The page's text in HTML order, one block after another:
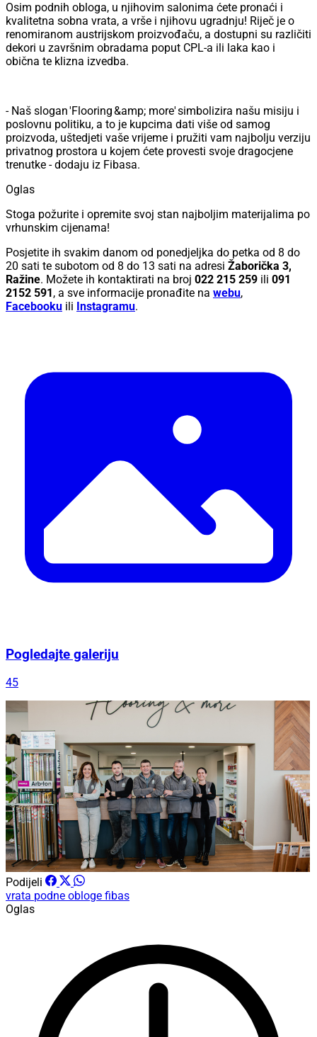
Osim podnih obloga, u njihovim salonima ćete pronaći i
kvalitetna sobna vrata, a vrše i njihovu ugradnju! Riječ je o
renomiranom austrijskom proizvođaču, a dostupni su različiti
dekori u završnim obradama poput CPL-a ili laka kao i
obična te klizna izvedba.
- Naš slogan 'Flooring &amp; more' simbolizira našu misiju i
poslovnu politiku, a to je kupcima dati više od samog
proizvoda, uštedjeti vaše vrijeme i pružiti vam najbolju verziju
privatnog prostora u kojem ćete provesti svoje dragocjene
trenutke - dodaju iz Fibasa.
Oglas
Stoga požurite i opremite svoj stan najboljim materijalima po
vrhunskim cijenama!
Posjetite ih svakim danom od ponedjeljka do petka od 8 do
20 sati te subotom od 8 do 13 sati na adresi Žaborička 3,
Ražine. Možete ih kontaktirati na broj 022 215 259 ili 091
2152 591 , a sve informacije pronađite na webu,
Facebooku ili Instagramu.
Pogledajte galeriju
45
Podijeli
vrata podne obloge fibas
Oglas